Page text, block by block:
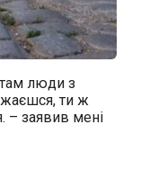
люди з
ти ж
– заявив мені